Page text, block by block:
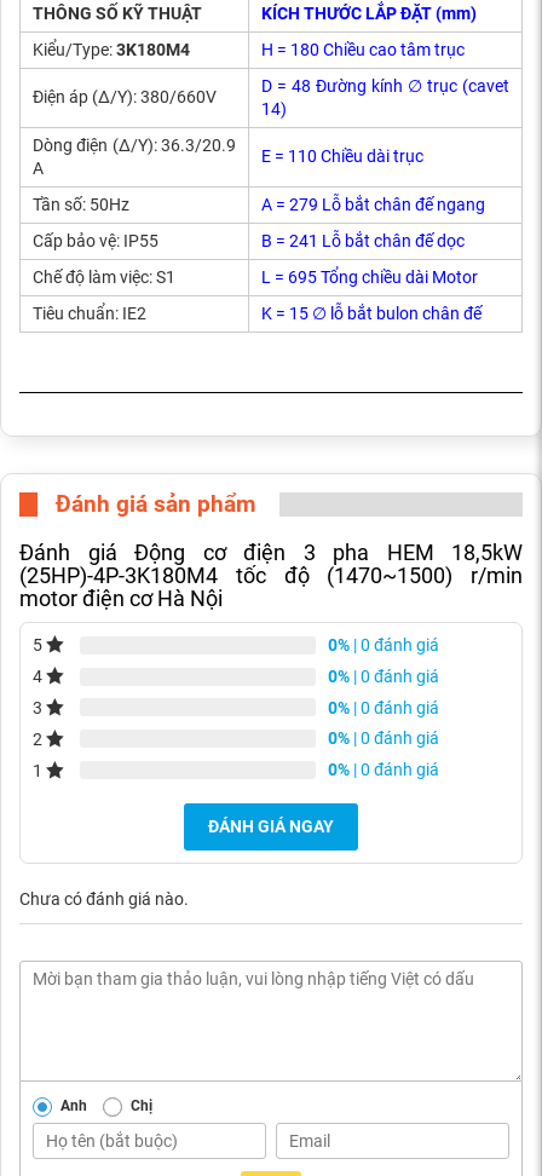
THÔNG SỐ KỸ THUẬT
KÍCH THƯỚC LẮP ĐẶT (mm)
Kiểu/Type:3K180M4 H = 180 Chiều cao tâm trục
Điện áp (Δ/Y): 380/660V
D = 48 Đường kính ∅ trục (cavet
14)
Dòng điện (Δ/Y): 36.3/20.9
A
E = 110 Chiều dài trục
Tần số: 50Hz
A = 279 Lỗ bắt chân đế ngang
Cấp bảo vệ: IP55
B = 241 Lỗ bắt chân đế dọc
Chế độ làm việc: S1
L = 695 Tổng chiều dài Motor
Tiêu chuẩn: IE2
K = 15 ∅ lỗ bắt bulon chân đế
Đánh giá sản phẩm
Đánh giá Động cơ điện 3 pha HEM 18,5kW
(25HP)-4P-3K180M4 tốc độ (1470~1500) r/min
motor điện cơ Hà Nội
5 0% | 0 đánh giá
4
0% | 0 đánh giá
3
0% | 0 đánh giá
2
0% | 0 đánh giá
1
0% | 0 đánh giá
ĐÁNH GIÁ NGAY
Chưa có đánh giá nào.
Anh Chị